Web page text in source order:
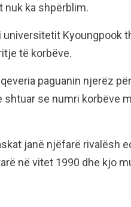
nuk ka shpërblim.
universitetit Kyoungpook
të korbëve.
paguanin njerëz
shtuar se numri
janë njëfarë rivalësh
në vitet 1990 dhe kjo